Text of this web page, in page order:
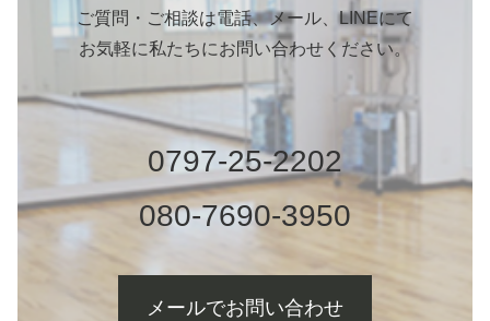
ご質問・ご相談は電話、メール、LINEにて
お気軽に私たちにお問い合わせください。
0797-25-2202
080-7690-3950
メールでお問い合わせ